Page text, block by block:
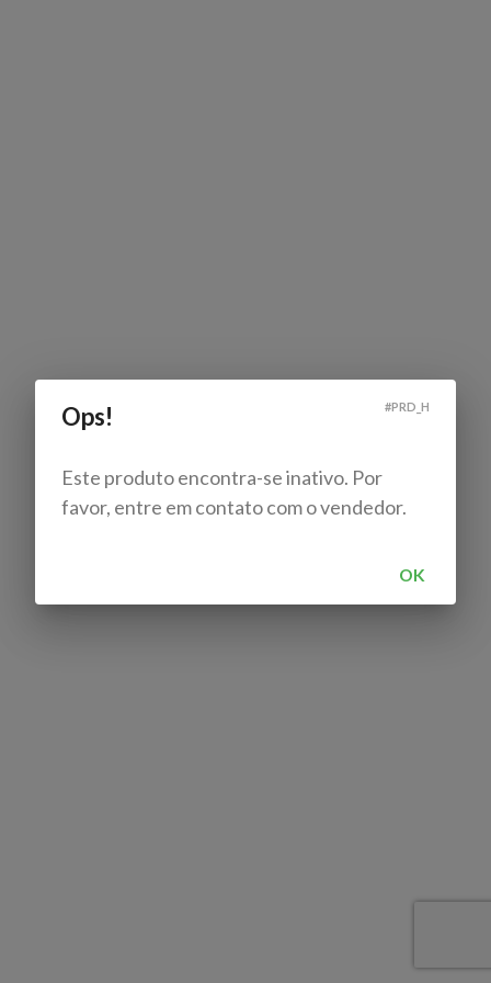
Ops! #PRD_H
Este produto encontra-se inativo. Por
favor, entre em contato com o vendedor.
OK